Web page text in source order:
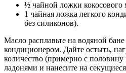
½ чайной ложки кокосового
1 чайная ложка легкого
без силиконов).
Масло расплавьте на водяной
кондиционером. Дайте остыть,
количество (примерно с
ладонями и нанесите на